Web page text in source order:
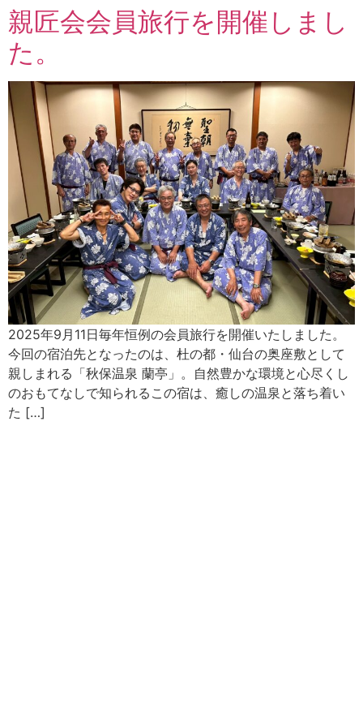
親匠会会員旅行を開催しまし
た。
2025年9月11日毎年恒例の会員旅行を開催いたしました。
今回の宿泊先となったのは、杜の都・仙台の奥座敷として
親しまれる「秋保温泉 蘭亭」。自然豊かな環境と心尽くし
のおもてなしで知られるこの宿は、癒しの温泉と落ち着い
た […]